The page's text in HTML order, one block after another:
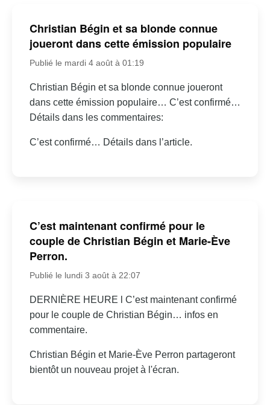
Christian Bégin et sa blonde connue
joueront dans cette émission populaire
Publié le mardi 4 août à 01:19
Christian Bégin et sa blonde connue joueront
dans cette émission populaire… C’est confirmé…
Détails dans les commentaires:
C’est confirmé… Détails dans l’article.
C’est maintenant confirmé pour le
couple de Christian Bégin et Marie-Ève
Perron.
Publié le lundi 3 août à 22:07
DERNIÈRE HEURE l C’est maintenant confirmé
pour le couple de Christian Bégin… infos en
commentaire.
Christian Bégin et Marie-Ève Perron partageront
bientôt un nouveau projet à l'écran.